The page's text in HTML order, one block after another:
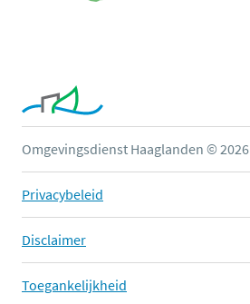
Omgevingsdienst Haaglanden © 2026
Privacybeleid
Disclaimer
Toegankelijkheid